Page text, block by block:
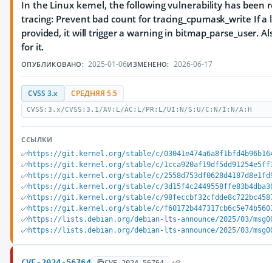
In the Linux kernel, the following vulnerability has been
tracing: Prevent bad count for tracing_cpumask_write If a
provided, it will trigger a warning in bitmap_parse_user.
for it.
ОПУБЛИКОВАНО: 2025-01-06ИЗМЕНЕНО: 2026-06-17
CVSS 3.x СРЕДНЯЯ 5.5
CVSS:3.x/CVSS:3.1/AV:L/AC:L/PR:L/UI:N/S:U/C:N/I:N/A:H
ССЫЛКИ
https://git.kernel.org/stable/c/
https://git.kernel.org/stable/c/
https://git.kernel.org/stable/c/
https://git.kernel.org/stable/c/
https://git.kernel.org/stable/c/
https://git.kernel.org/stable/c/
https://lists.debian.org/debian-lts-announce/2025/03/
https://lists.debian.org/debian-lts-announce/2025/03/